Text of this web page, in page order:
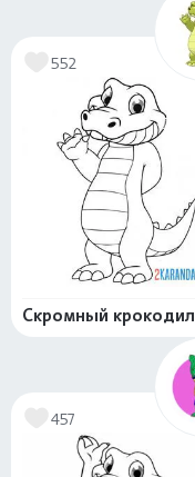
552
Скромный крокодил
457